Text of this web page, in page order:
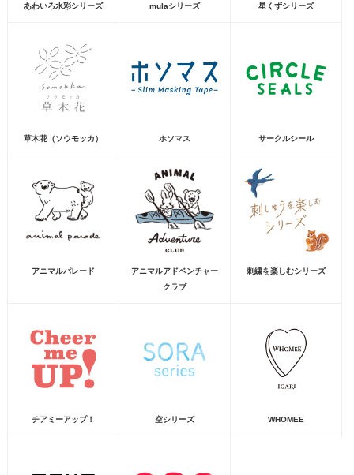
あわいろ水彩シリーズ mulaシリーズ 星くずシリーズ
草木花（ソウモッカ） ホソマス サークルシール
アニマルパレード
アニマルアドベンチャー
クラブ
刺繍を楽しむシリーズ
チアミーアップ！ 空シリーズ WHOMEE